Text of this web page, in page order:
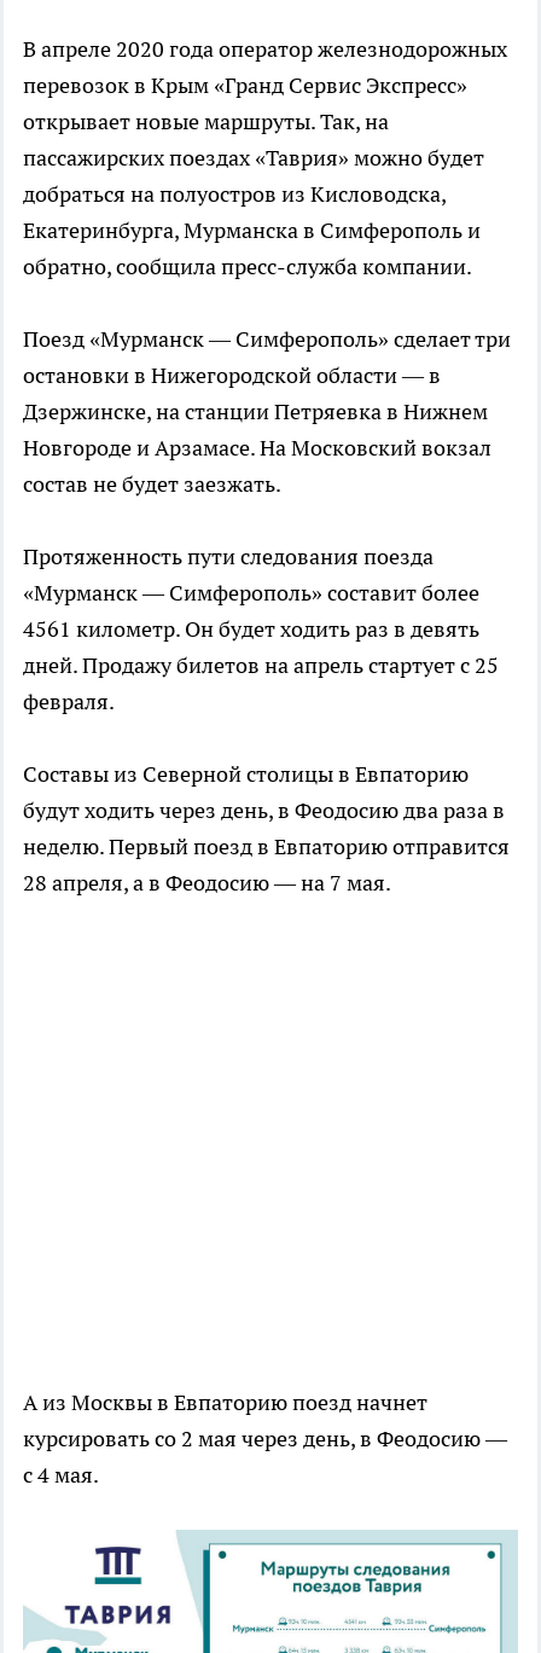
В апреле 2020 года оператор железнодорожных
перевозок в Крым «Гранд Сервис Экспресс»
открывает новые маршруты. Так, на
пассажирских поездах «Таврия» можно будет
добраться на полуостров из Кисловодска,
Екатеринбурга, Мурманска в Симферополь и
обратно, сообщила пресс-служба компании.
Поезд «Мурманск — Симферополь» сделает три
остановки в Нижегородской области — в
Дзержинске, на станции Петряевка в Нижнем
Новгороде и Арзамасе. На Московский вокзал
состав не будет заезжать.
Протяженность пути следования поезда
«Мурманск — Симферополь» составит более
4561 километр. Он будет ходить раз в девять
дней. Продажу билетов на апрель стартует с 25
февраля.
Составы из Северной столицы в Евпаторию
будут ходить через день, в Феодосию два раза в
неделю. Первый поезд в Евпаторию отправится
28 апреля, а в Феодосию — на 7 мая.
А из Москвы в Евпаторию поезд начнет
курсировать со 2 мая через день, в Феодосию —
с 4 мая.